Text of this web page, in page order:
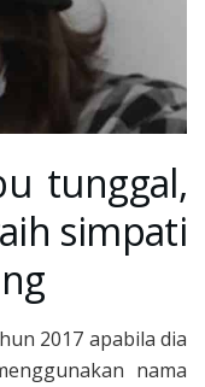
tunggal,
simpati
2017 apabila dia
nama